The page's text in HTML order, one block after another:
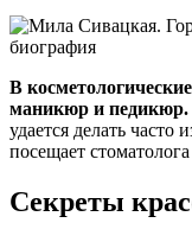
В
маникюр и педикюр.
удается делать часто
посещает
Секреты